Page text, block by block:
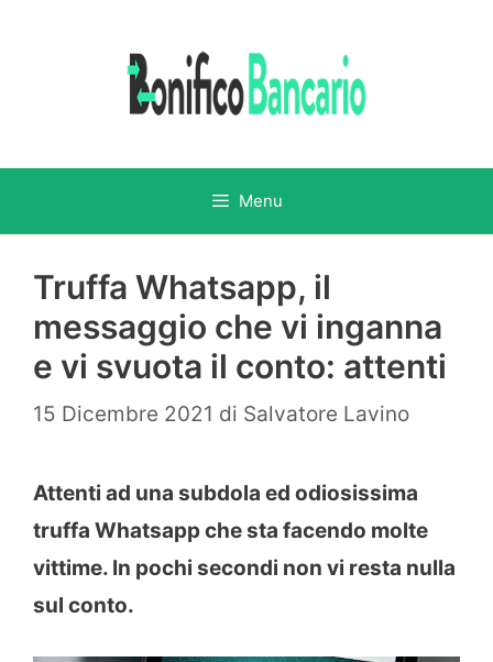
Menu
Truffa Whatsapp, il
messaggio che vi inganna
e vi svuota il conto: attenti
15 Dicembre 2021 di Salvatore Lavino
Attenti ad una subdola ed odiosissima
truffa Whatsapp che sta facendo molte
vittime. In pochi secondi non vi resta nulla
sul conto.